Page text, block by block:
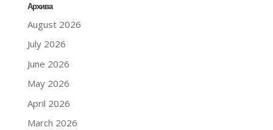
Архива
August 2026
July 2026
June 2026
May 2026
April 2026
March 2026